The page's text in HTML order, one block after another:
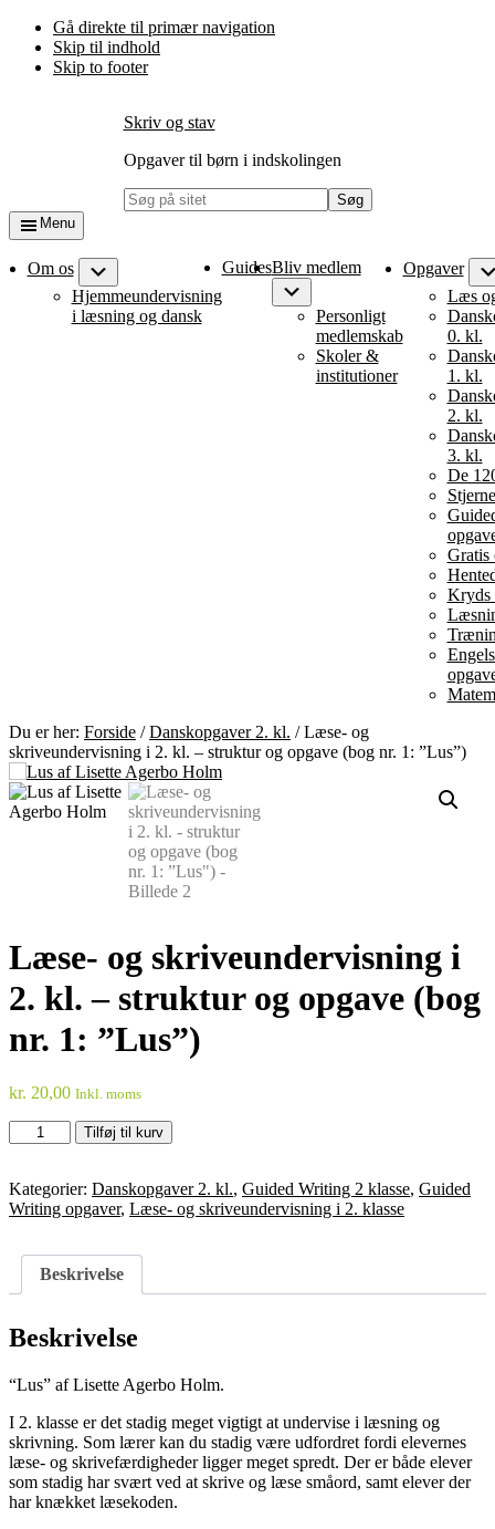
Gå direkte til primær navigation
Skip til indhold
Skip to footer
Skriv og stav
Opgaver til børn i indskolingen
Søg
på
Menu
Om os
Hjemmeundervisning
i læsning og dansk
GuidesBliv medlem
Personligt
medlemskab
Skoler &
institutioner
Opgaver
Læs
0. kl.
1. kl.
2. kl.
3. kl.
De
Gratis
Kryds
Du er her: Forside / Danskopgaver 2. kl. /Læse- og
skriveundervisning i 2. kl. – struktur og opgave (bog nr. 1: ”Lus”)
Læse- og skriveundervisning i
2. kl. – struktur og opgave (bog
nr. 1: ”Lus”)
kr. 20,00 Inkl. moms
Læse-
og
i
2.
struktur
og
(bog
nr.
”Lus")
Tilføj til kurv
Kategorier: Danskopgaver 2. kl., Guided Writing 2 klasse, Guided
Writing opgaver, Læse- og skriveundervisning i 2. klasse
Beskrivelse
Beskrivelse
“Lus” af Lisette Agerbo Holm.
I 2. klasse er det stadig meget vigtigt at undervise i læsning og
skrivning. Som lærer kan du stadig være udfordret fordi elevernes
læse- og skrivefærdigheder ligger meget spredt. Der er både elever
som stadig har svært ved at skrive og læse småord, samt elever der
har knækket læsekoden.